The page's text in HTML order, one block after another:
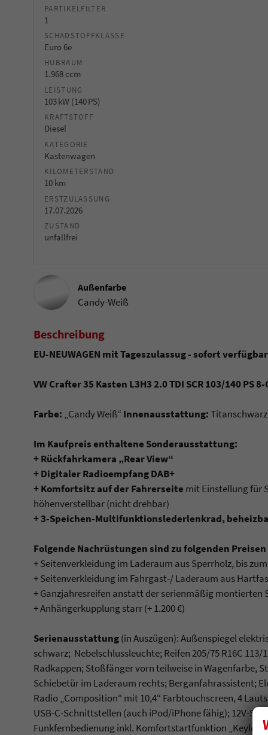
PARTIKELFILTER
1
SCHADSTOFFKLASSE
Euro 6e
HUBRAUM
1.968 ccm
LEISTUNG
103 kW (140 PS)
KRAFTSTOFF
Diesel
KATEGORIE
Kastenwagen
KILOMETERSTAND
10 km
ERSTZULASSUNG
17.07.2026
ZUSTAND
unfallfrei
Außenfarbe
Candy-Weiß
Beschreibung
EU-NEUWAGEN mit Tageszulassug - sofort
VW Crafter 35 Kasten L3H3 2.0 TDI SCR 103/140 PS
Farbe: „Candy Weiß“ Innenausstattung:Titanschwarz
Im Kaufpreis enthaltene Sonderausstattung:
+ Rückfahrkamera „Rear View“
+ Digitaler Radioempfang DAB+
+ Komfortsitz auf der Fahrerseite mit Einstellung für
höhenverstellbar (nicht drehbar)
+ 3-Speichen-Multifunktionslederlenkrad,
Folgende Nachrüstungen sind zu folgenden
+ Seitenverkleidung im Laderaum aus Sperrholz, bis
+ Seitenverkleidung im Fahrgast-/ Laderaum aus
+ Ganzjahresreifen anstatt der serienmäßig montierten
+ Anhängerkupplung starr (+ 1.200 €)
Serienausstattung(in Auszügen): Außenspiegel
schwarz; Nebelschlussleuchte; Reifen 205/75 R16C
Radkappen; Stoßfänger vorn teilweise in Wagenfarbe,
Schiebetür im Laderaum rechts; Berganfahrassistent;
Radio „Composition“ mit 10,4“ Farbtouchscreen, 4
USB-C-Schnittstellen (auch iPod/iPhone fähig); 12V-
Funkfernbedienung inkl. Komfortstartfunktion „Keyless